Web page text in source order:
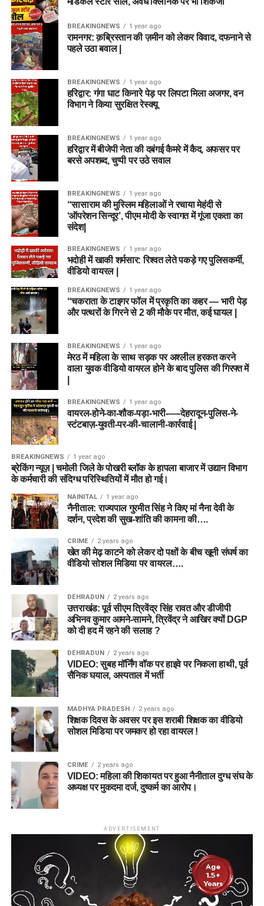
BREAKINGNEWS 1 year ago
रामनगर: क़ब्रिस्तान की ज़मीन को लेकर विवाद, दफनाने से
पहले उठा बवाल |
BREAKINGNEWS 1 year ago
हरिद्वार: गंगा घाट किनारे पेड़ पर लिपटा मिला अजगर, वन
विभाग ने किया सुरक्षित रेस्क्यू
BREAKINGNEWS 1 year ago
हरिद्वार में बीजेपी नेता की दबंगई कैमरे में कैद, अफसर पर
बरसे अपशब्द, चुप्पी पर उठे सवाल
BREAKINGNEWS 1 year ago
“सासाराम की मुस्लिम महिलाओं ने रचाया मेहंदी से
‘ऑपरेशन सिन्दूर’, पीएम मोदी के स्वागत में गूंजा एकता का
संदेश|
BREAKINGNEWS 1 year ago
भदोही में खाकी शर्मसार: रिश्वत लेते पकड़े गए पुलिसकर्मी,
वीडियो वायरल |
BREAKINGNEWS 1 year ago
“चकराता के टाइगर फॉल में प्रकृति का कहर — भारी पेड़
और पत्थरों के गिरने से 2 की मौके पर मौत, कई घायल |
BREAKINGNEWS 1 year ago
मेरठ में महिला के साथ सड़क पर अश्लील हरकत करने
वाला युवक वीडियो वायरल होने के बाद पुलिस की गिरफ्त में
BREAKINGNEWS 1 year ago
वायरल-होने-का-शौक-पड़ा-भारी-—-देहरादून-पुलिस-ने-
स्टंटबाज़-युवती-पर-की-चालानी-कार्रवाई |
BREAKINGNEWS 1 year ago
ब्रेकिंग न्यूज़ | चमोली जिले के पोखरी ब्लॉक के हापला बाजार में उद्यान विभाग
के कर्मचारी की संदिग्ध परिस्थितियों में मौत हो गई।
NAINITAL 1 year ago
नैनीताल: राज्यपाल गुरमीत सिंह ने किए मां नैना देवी के
दर्शन, प्रदेश की सुख-शांति की कामना की….
CRIME 2 years ago
खेत की मेढ़ काटने को लेकर दो पक्षों के बीच खूनी संघर्ष का
वीडियो सोशल मिडिया पर वायरल….
DEHRADUN 2 years ago
उत्तराखंड: पूर्व सीएम त्रिवेंद्र सिंह रावत और डीजीपी
अभिनव कुमार आमने-सामने, त्रिवेंद्र ने आखिर क्यों DGP
को दी हद में रहने की सलाह ?
DEHRADUN 2 years ago
VIDEO: सुबह मॉर्निंग वॉक पर हाइवे पर निकला हाथी, पूर्व
सैनिक घयाल, अस्पताल में भर्ती
MADHYA PRADESH 2 years ago
शिक्षक दिवस के अवसर पर इस शराबी शिक्षक का वीडियो
सोशल मिडिया पर जमकर हो रहा वायरल !
CRIME 2 years ago
VIDEO: महिला की शिकायत पर हुआ नैनीताल दुग्ध संघ के
अध्यक्ष पर मुकदमा दर्ज, दुष्कर्म का आरोप।
ADVERTISEMENT